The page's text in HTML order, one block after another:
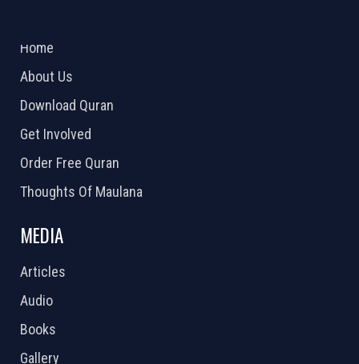
Home
About Us
Download Quran
Get Involved
Order Free Quran
Thoughts Of Maulana
MEDIA
Articles
Audio
Books
Gallery